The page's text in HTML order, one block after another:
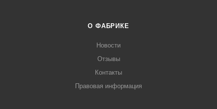
О ФАБРИКЕ
Новости
Отзывы
Контакты
Правовая информация